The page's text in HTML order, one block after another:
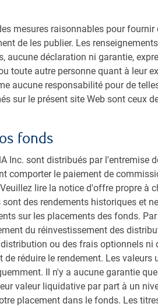
mesures raisonnables pour
de les publier. Les
aucune déclaration ni garantie,
toute autre personne quant à leur
aucune responsabilité pour de
sur le présent site Web sont ceux
fonds
Inc. sont distribués par l'entremise
comporter le paiement de
lire la notice d'offre propre à
des rendements historiques et
sur les placements des fonds.
du réinvestissement des
ou des frais optionnels
réduire le rendement. Les
Il n'y a aucune garantie
valeur liquidative par part à un
placement dans le fonds. Les
et au processus de placement
de l’équipe en matière
supérieure obtiendront de
de valeur à long terme et
le rendement.
l’utilisation d’outils quantitatifs et
les scénarios de rendement et
l’évolution du marché ou des
portefeuille en notant chaque titre
tirée d’un modèle quantitatif